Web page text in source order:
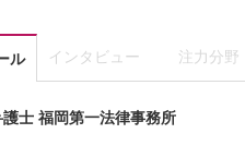
ル インタビュー 注力分野
士 福岡第一法律事務所